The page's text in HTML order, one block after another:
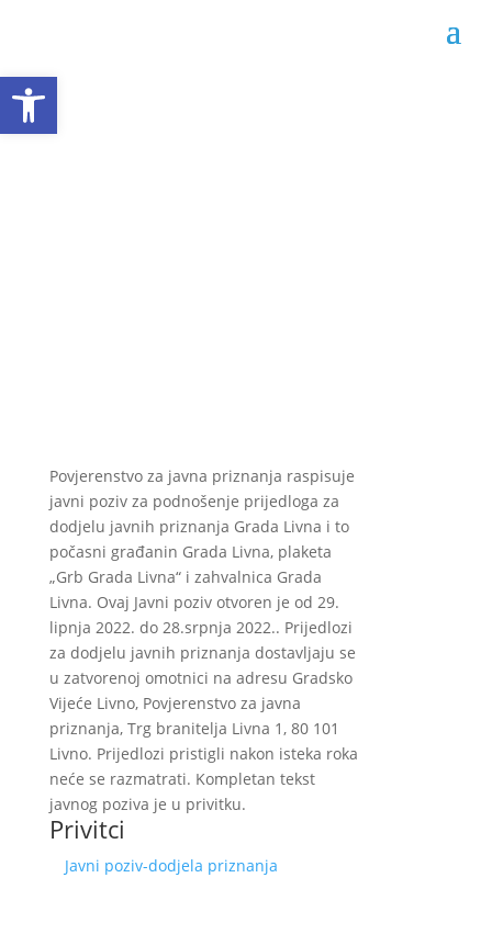
Povjerenstvo za javna priznanja raspisuje
javni poziv za podnošenje prijedloga za
dodjelu javnih priznanja Grada Livna i to
počasni građanin Grada Livna, plaketa
„Grb Grada Livna“ i zahvalnica Grada
Livna. Ovaj Javni poziv otvoren je od 29.
lipnja 2022. do 28.srpnja 2022.. Prijedlozi
za dodjelu javnih priznanja dostavljaju se
u zatvorenoj omotnici na adresu Gradsko
Vijeće Livno, Povjerenstvo za javna
priznanja, Trg branitelja Livna 1, 80 101
Livno. Prijedlozi pristigli nakon isteka roka
neće se razmatrati. Kompletan tekst
javnog poziva je u privitku.
Privitci
Javni poziv-dodjela priznanja
Open toolbar